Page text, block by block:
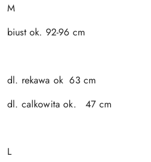
M
biust ok. 92-96 cm
dl. rekawa ok 63 cm
dl. calkowita ok. 47 cm
L